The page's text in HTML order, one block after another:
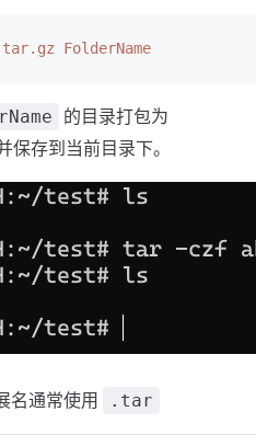
FolderName
的目录打包为
保存到当前目录下。
名通常使用 .tar